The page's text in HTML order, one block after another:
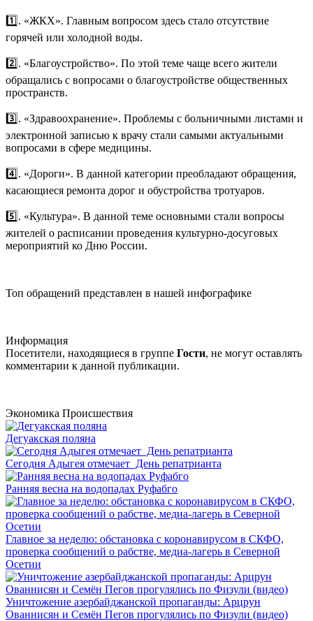
1️⃣. «ЖКХ». Главным вопросом здесь стало отсутствие
горячей или холодной воды.
2️⃣. «Благоустройство». По этой теме чаще всего жители
обращались с вопросами о благоустройстве общественных
пространств.
3️⃣. «Здравоохранение». Проблемы с больничными листами и
электронной записью к врачу стали самыми актуальными
вопросами в сфере медицины.
4️⃣. «Дороги». В данной категории преобладают обращения,
касающиеся ремонта дорог и обустройства тротуаров.
5️⃣. «Культура». В данной теме основными стали вопросы
жителей о расписании проведения культурно-досуговых
мероприятий ко Дню России.
Топ обращений представлен в нашей инфографике
Информация
Посетители, находящиеся в группе Гости, не могут оставлять
комментарии к данной публикации.
Экономика Происшествия
Дегуакская поляна
Сегодня Адыгея отмечает День репатрианта
Ранняя весна на водопадах Руфабго
Главное за неделю: обстановка с коронавирусом в СКФО,
проверка сообщений о рабстве, медиа-лагерь в Северной
Осетии
Уничтожение азербайджанской пропаганды: Арцрун
Ованнисян и Семён Пегов прогулялись по Физули (видео)